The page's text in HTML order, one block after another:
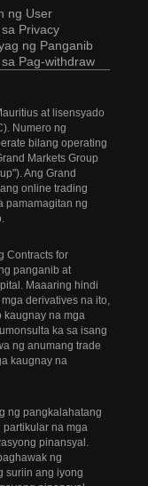
ng User
Privacy
ng Panganib
Pag-withdraw
at lisensyado
Numero ng
bilang operating
Markets Group
Ang Grand
online trading
pamamagitan ng
Contracts for
panganib at
Maaaring hindi
derivatives na ito,
kaugnay na mga
ka sa isang
ng anumang trade
kaugnay na
ng pangkalahatang
na mga
pinansyal.
ng
suriin ang iyong